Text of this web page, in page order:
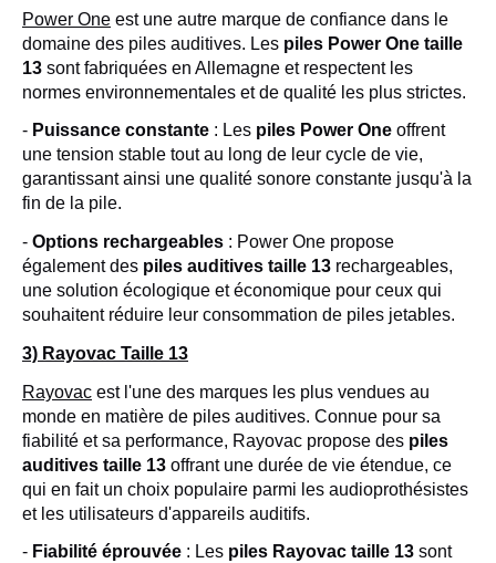
Power One est une autre marque de confiance dans le
domaine des piles auditives. Les piles Power One taille
13 sont fabriquées en Allemagne et respectent les
normes environnementales et de qualité les plus strictes.
- Puissance constante : Les piles Power One offrent
une tension stable tout au long de leur cycle de vie,
garantissant ainsi une qualité sonore constante jusqu'à la
fin de la pile.
- Options rechargeables : Power One propose
également des piles auditives taille 13 rechargeables,
une solution écologique et économique pour ceux qui
souhaitent réduire leur consommation de piles jetables.
3) Rayovac Taille 13
Rayovac est l'une des marques les plus vendues au
monde en matière de piles auditives. Connue pour sa
fiabilité et sa performance, Rayovac propose des piles
auditives taille 13 offrant une durée de vie étendue, ce
qui en fait un choix populaire parmi les audioprothésistes
et les utilisateurs d'appareils auditifs.
- Fiabilité éprouvée : Les piles Rayovac taille 13 sont